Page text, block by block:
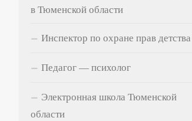
в Тюменской области
Инспектор по охране прав детства
Педагог — психолог
Электронная школа Тюменской
области